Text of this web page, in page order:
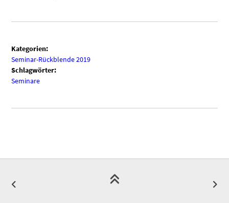
Kategorien:
Seminar-Rückblende 2019
Schlagwörter:
Seminare